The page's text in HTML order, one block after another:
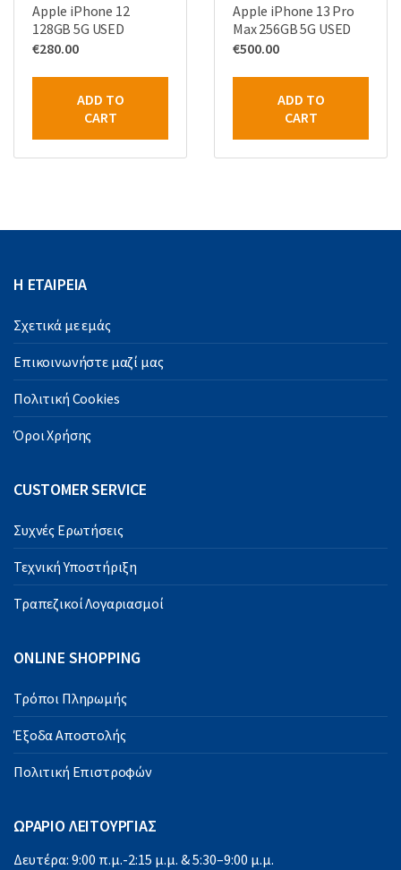
Apple iPhone 12
128GB 5G USED
€280.00
ADD TO
CART
Apple iPhone 13 Pro
Max 256GB 5G USED
€500.00
ADD TO
CART
Η ΕΤΑΙΡΕΙΑ
Σχετικά με εμάς
Επικοινωνήστε μαζί μας
Πολιτική Cookies
Όροι Χρήσης
CUSTOMER SERVICE
Συχνές Ερωτήσεις
Τεχνική Υποστήριξη
Τραπεζικοί Λογαριασμοί
ONLINE SHOPPING
Τρόποι Πληρωμής
Έξοδα Αποστολής
Πολιτική Επιστροφών
ΩΡΑΡΙΟ ΛΕΙΤΟΥΡΓΙΑΣ
Δευτέρα: 9:00 π.μ.-2:15 μ.μ. & 5:30–9:00 μ.μ.